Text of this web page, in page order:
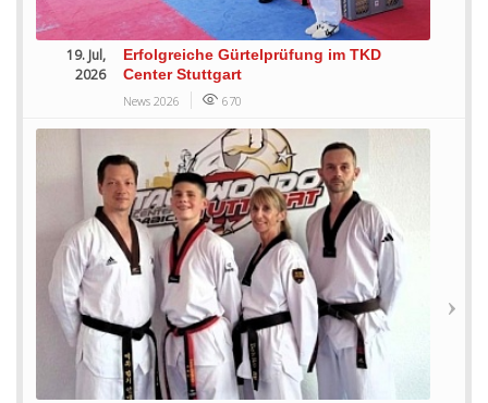
19. Jul,
2026
Erfolgreiche Gürtelprüfung im TKD
Center Stuttgart
News 2026 670